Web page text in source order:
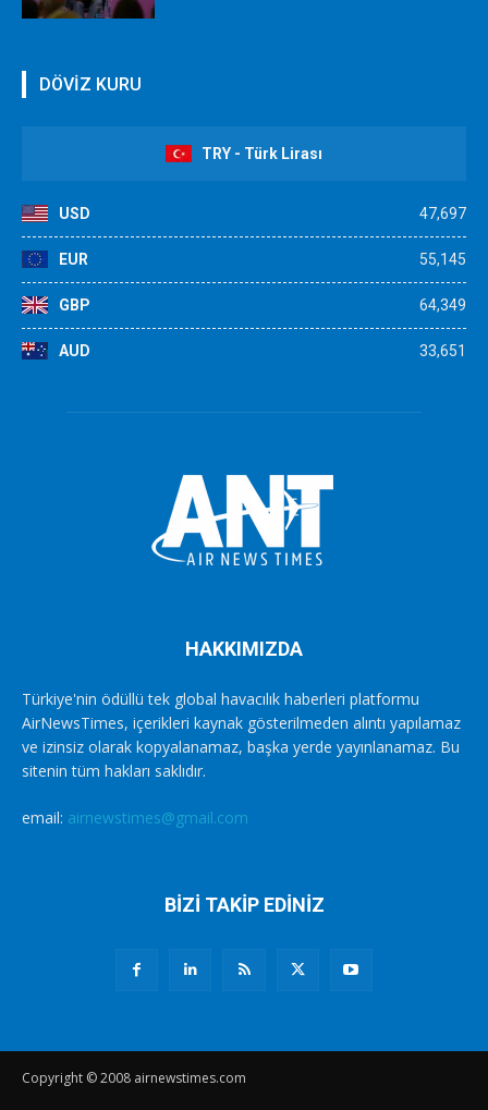
DÖVİZ KURU
TRY - Türk Lirası
USD 47,697
EUR 55,145
GBP 64,349
AUD 33,651
HAKKIMIZDA
Türkiye'nin ödüllü tek global havacılık haberleri platformu
AirNewsTimes, içerikleri kaynak gösterilmeden alıntı yapılamaz
ve izinsiz olarak kopyalanamaz, başka yerde yayınlanamaz. Bu
sitenin tüm hakları saklıdır.
email: airnewstimes@gmail.com
BİZİ TAKİP EDİNİZ
Copyright © 2008 airnewstimes.com